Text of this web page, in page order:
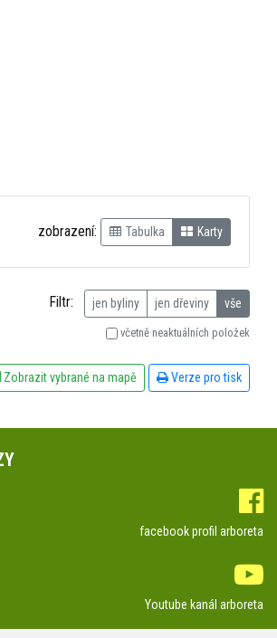
zobrazení: Tabulka Karty
Filtr: jen byliny jen dřeviny vše
včetně neaktuálních položek
Zobrazit vybrané na mapě Verze pro tisk
facebook profil arboreta
Youtube kanál arboreta